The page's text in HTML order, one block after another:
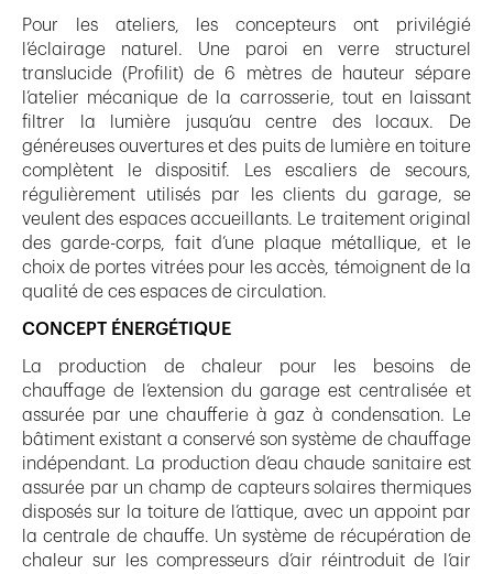
Pour les ateliers, les concepteurs ont privilégié
l’éclairage naturel. Une paroi en verre structurel
translucide (Profilit) de 6 mètres de hauteur sépare
l’atelier mécanique de la carrosserie, tout en laissant
filtrer la lumière jusqu’au centre des locaux. De
généreuses ouvertures et des puits de lumière en toiture
complètent le dispositif. Les escaliers de secours,
régulièrement utilisés par les clients du garage, se
veulent des espaces accueillants. Le traitement original
des garde-corps, fait d’une plaque métallique, et le
choix de portes vitrées pour les accès, témoignent de la
qualité de ces espaces de circulation.
CONCEPT ÉNERGÉTIQUE
La production de chaleur pour les besoins de
chauffage de l’extension du garage est centralisée et
assurée par une chaufferie à gaz à condensation. Le
bâtiment existant a conservé son système de chauffage
indépendant. La production d’eau chaude sanitaire est
assurée par un champ de capteurs solaires thermiques
disposés sur la toiture de l’attique, avec un appoint par
la centrale de chauffe. Un système de récupération de
chaleur sur les compresseurs d’air réintroduit de l’air